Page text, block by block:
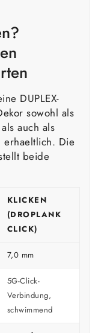
DUPLEX-
sowohl als
auch als
erhaeltlich. Die
beide
KLICKEN
(DROPLANK
CLICK)
7,0 mm
5G-Click-
Verbindung,
schwimmend